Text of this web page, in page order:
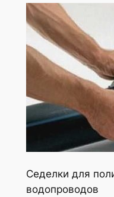
Седелки для
водопроводов